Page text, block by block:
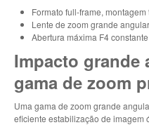
Formato full-frame, montagem
Lente de zoom grande
Abertura máxima F4 constante
Impacto grande
gama de zoom
Uma gama de zoom grande
eficiente estabilização de imagem